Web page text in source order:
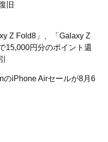
旧
Z Fold8」、「Galaxy Z
15,000円分のポイント還
のiPhone Airセールが8月6